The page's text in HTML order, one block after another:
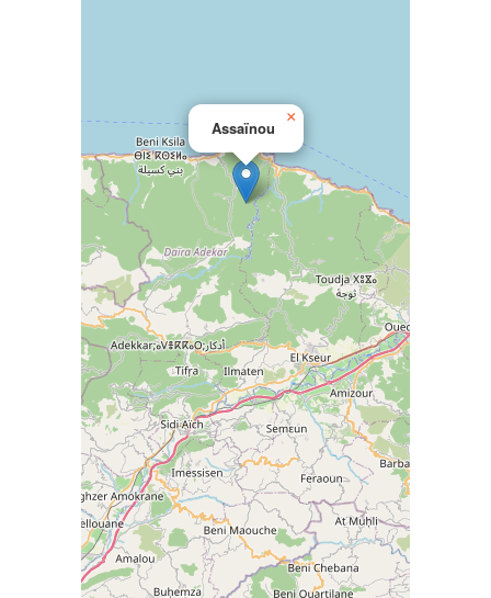
Assaïnou
×